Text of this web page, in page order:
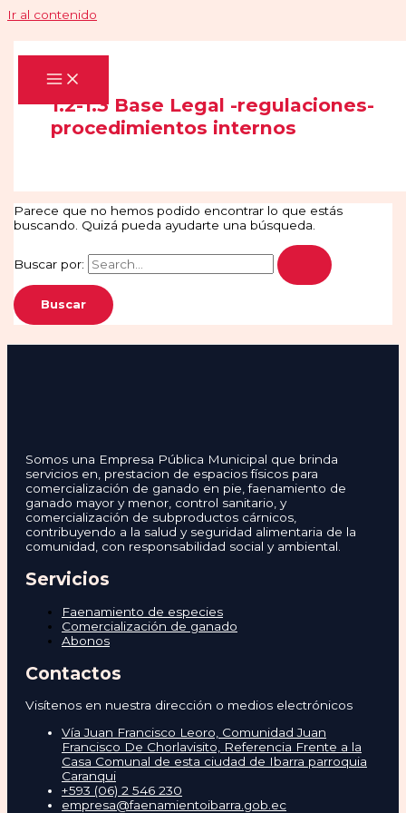
Ir al contenido
1.2-1.3 Base Legal -regulaciones-
procedimientos internos
Parece que no hemos podido encontrar lo que estás
buscando. Quizá pueda ayudarte una búsqueda.
Buscar por:
Somos una Empresa Pública Municipal que brinda
servicios en, prestacion de espacios físicos para
comercialización de ganado en pie, faenamiento de
ganado mayor y menor, control sanitario, y
comercialización de subproductos cárnicos,
contribuyendo a la salud y seguridad alimentaria de la
comunidad, con responsabilidad social y ambiental.
Servicios
Faenamiento de especies
Comercialización de ganado
Abonos
Contactos
Visítenos en nuestra dirección o medios electrónicos
Vía Juan Francisco Leoro, Comunidad Juan
Francisco De Chorlavisito, Referencia Frente a la
Casa Comunal de esta ciudad de Ibarra parroquia
Caranqui
+593 (06) 2 546 230
empresa@faenamientoibarra.gob.ec